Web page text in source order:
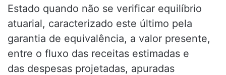
Estado quando não se verificar equilíbrio
atuarial, caracterizado este último pela
garantia de equivalência, a valor presente,
entre o fluxo das receitas estimadas e
das despesas projetadas, apuradas